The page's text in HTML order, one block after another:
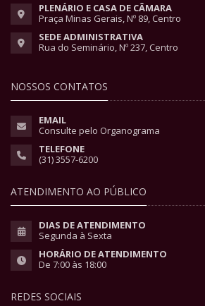
PLENÁRIO E CASA DE CÂMARA
Praça Minas Gerais, Nº 89, Centro
SEDE ADMINISTRATIVA
Rua do Seminário, Nº 237, Centro
NOSSOS CONTATOS
EMAIL
Consulte pelo Organograma
TELEFONE
(31) 3557-6200
ATENDIMENTO AO PÚBLICO
DIAS DE ATENDIMENTO
Segunda à Sexta
HORÁRIO DE ATENDIMENTO
De 7:00 às 18:00
REDES SOCIAIS